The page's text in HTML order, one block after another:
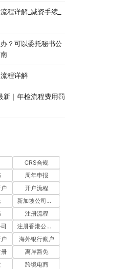
程详解_减资手续_
？可以委托秘书公
程详解
｜年检流程费用罚
CRS合规
周年申报
开户流程
新加坡公司注册
注册流程
注册香港公司流程
海外银行账户
离岸豁免
跨境电商